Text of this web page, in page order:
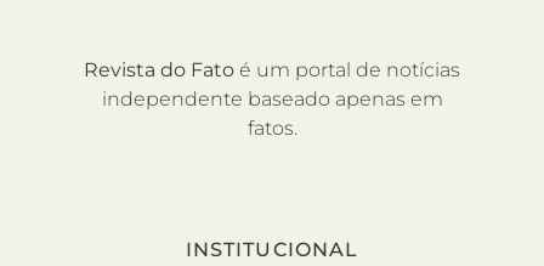
Revista do Fato é um portal de notícias
independente baseado apenas em
fatos.
INSTITUCIONAL